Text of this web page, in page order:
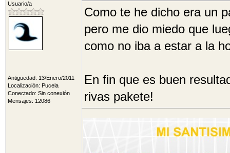
Usuario/a
Antigüedad: 13/Enero/2011
Localización: Pucela
Conectado: Sin conexión
Mensajes: 12086
Como te he dicho era un
pero me dio miedo que
como no iba a estar a la
En fin que es buen
rivas pakete!